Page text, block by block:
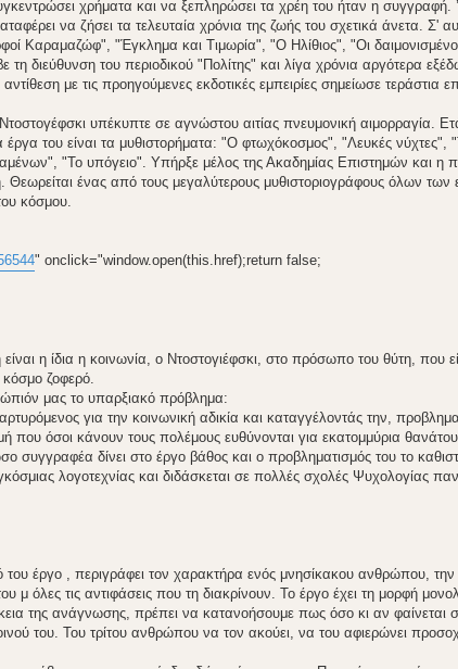
χρήματα και να ξεπληρώσει τα χρέη του ήταν η συγγραφή.
να ζήσει τα τελευταία χρόνια της ζωής του σχετικά άνετα. Σ'
Καραμαζώφ", "Έγκλημα και Τιμωρία", "Ο Ηλίθιος", "Οι
διεύθυνση του περιοδικού "Πολίτης" και λίγα χρόνια αργότερα
με τις προηγούμενες εκδοτικές εμπειρίες σημείωσε τεράστια
υπέκυπτε σε αγνώστου αιτίας πνευμονική αιμορραγία.
του είναι τα μυθιστορήματα: "Ο φτωχόκοσμος", "Λευκές νύχτες",
"Το υπόγειο". Υπήρξε μέλος της Ακαδημίας Επιστημών και η
Θεωρείται ένας από τους μεγαλύτερους μυθιστοριογράφους όλων
κόσμου.
" onclick="window.open(this.href);return false;
η ίδια η κοινωνία, ο Ντοστογιέφσκι, στο πρόσωπο του θύτη, που
ζοφερό.
μας το υπαρξιακό πρόβλημα:
για την κοινωνική αδικία και καταγγέλοντάς την,
που όσοι κάνουν τους πολέμους ευθύνονται για εκατομμύρια
δίνει στο έργο βάθος και ο προβληματισμός του το
λογοτεχνίας και διδάσκεται σε πολλές σχολές Ψυχολογίας
του έργο , περιγράφει τον χαρακτήρα ενός μνησίκακου ανθρώπου,
μ όλες τις αντιφάσεις που τη διακρίνουν. Το έργο έχει τη μορφή
της ανάγνωσης, πρέπει να κατανοήσουμε πως όσο κι αν φαίνεται
του. Του τρίτου ανθρώπου να τον ακούει, να του αφιερώνει